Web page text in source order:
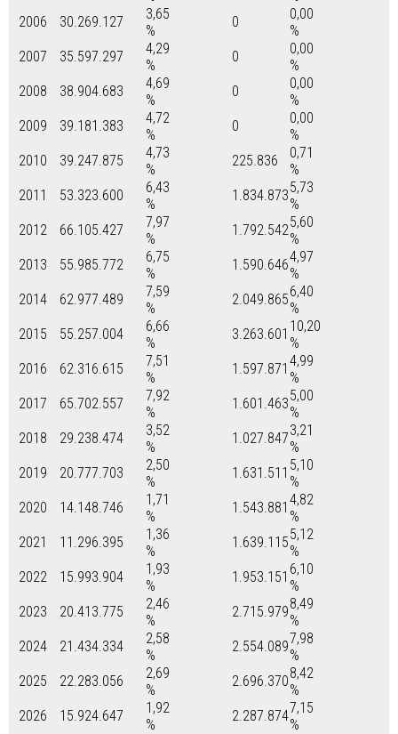
2006
30.269.127
3,65
%
0
0,00
%
2007
35.597.297
4,29
%
0
0,00
%
2008
38.904.683
4,69
%
0
0,00
%
2009
39.181.383
4,72
%
0
0,00
%
2010
39.247.875
4,73
%
225.836
0,71
%
2011
53.323.600
6,43
%
1.834.8735,73
%
2012
66.105.427
7,97
%
1.792.5425,60
%
2013
55.985.772
6,75
%
1.590.6464,97
%
2014
62.977.489
7,59
%
2.049.8656,40
%
2015
55.257.004
6,66
%
3.263.601 10,20
%
2016
62.316.615
7,51
%
1.597.871 4,99
%
2017
65.702.557
7,92
%
1.601.4635,00
%
2018
29.238.474
3,52
%
1.027.8473,21
%
2019
20.777.703
2,50
%
1.631.511 5,10
%
2020
14.148.746
1,71
%
1.543.881 4,82
%
2021
11.296.395
1,36
%
1.639.1155,12
%
2022
15.993.904
1,93
%
1.953.151 6,10
%
2023
20.413.775
2,46
%
2.715.9798,49
%
2024
21.434.334
2,58
%
2.554.0897,98
%
2025
22.283.056
2,69
%
2.696.3708,42
%
2026
15.924.647
1,92
%
2.287.8747,15
%